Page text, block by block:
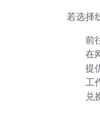
若选择
前
在
提
工
兑